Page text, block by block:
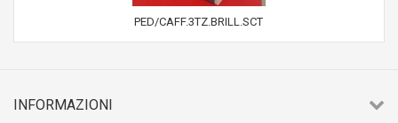
PED/CAFF.3TZ.BRILL.SCT
INFORMAZIONI